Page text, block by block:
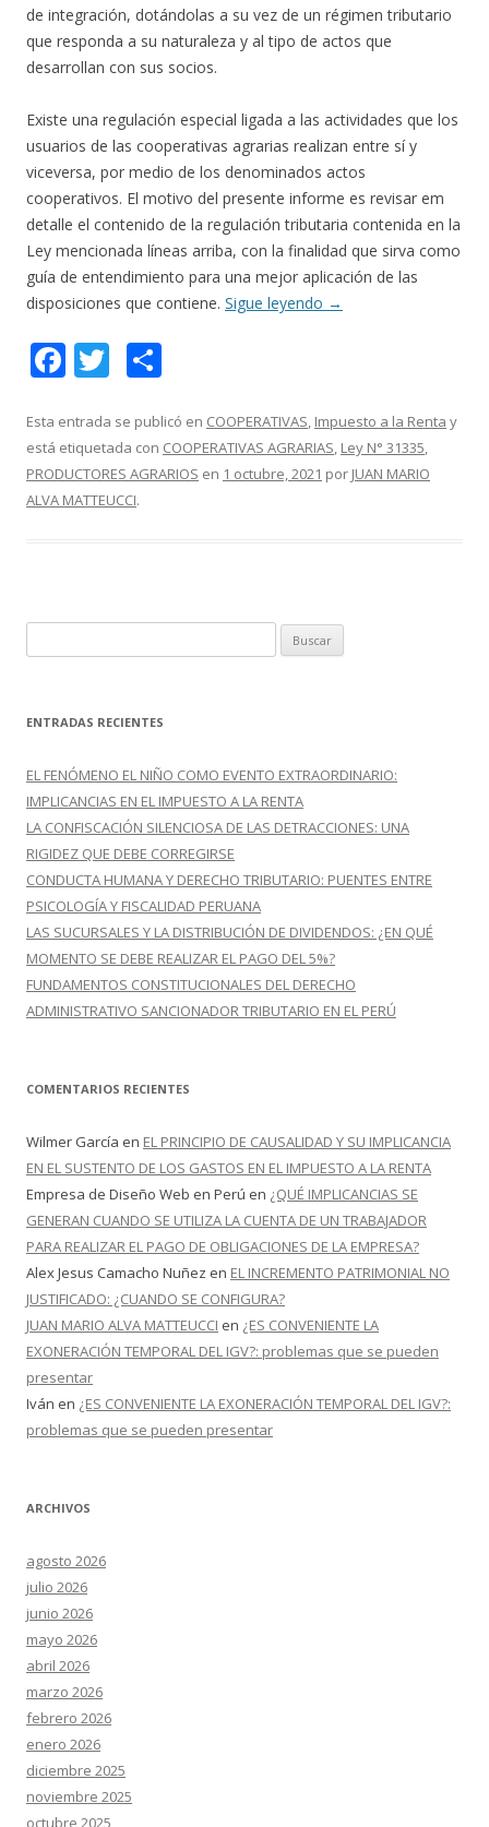
de integración, dotándolas a su vez de un régimen tributario
que responda a su naturaleza y al tipo de actos que
desarrollan con sus socios.
Existe una regulación especial ligada a las actividades que los
usuarios de las cooperativas agrarias realizan entre sí y
viceversa, por medio de los denominados actos
cooperativos. El motivo del presente informe es revisar em
detalle el contenido de la regulación tributaria contenida en la
Ley mencionada líneas arriba, con la finalidad que sirva como
guía de entendimiento para una mejor aplicación de las
disposiciones que contiene. Sigue leyendo →
F
e
b
o
T
itt
er
m
p
Esta entrada se publicó en COOPERATIVAS, Impuesto a la Renta y
está etiquetada con COOPERATIVAS AGRARIAS, Ley N° 31335,
PRODUCTORES AGRARIOS en 1 octubre, 2021 por JUAN MARIO
ALVA MATTEUCCI.
u
c
r
:
ENTRADAS RECIENTES
EL FENÓMENO EL NIÑO COMO EVENTO EXTRAORDINARIO:
IMPLICANCIAS EN EL IMPUESTO A LA RENTA
LA CONFISCACIÓN SILENCIOSA DE LAS DETRACCIONES: UNA
RIGIDEZ QUE DEBE CORREGIRSE
CONDUCTA HUMANA Y DERECHO TRIBUTARIO: PUENTES ENTRE
PSICOLOGÍA Y FISCALIDAD PERUANA
LAS SUCURSALES Y LA DISTRIBUCIÓN DE DIVIDENDOS: ¿EN QUÉ
MOMENTO SE DEBE REALIZAR EL PAGO DEL 5%?
FUNDAMENTOS CONSTITUCIONALES DEL DERECHO
ADMINISTRATIVO SANCIONADOR TRIBUTARIO EN EL PERÚ
COMENTARIOS RECIENTES
Wilmer García en EL PRINCIPIO DE CAUSALIDAD Y SU IMPLICANCIA
EN EL SUSTENTO DE LOS GASTOS EN EL IMPUESTO A LA RENTA
Empresa de Diseño Web en Perú en ¿QUÉ IMPLICANCIAS SE
GENERAN CUANDO SE UTILIZA LA CUENTA DE UN TRABAJADOR
PARA REALIZAR EL PAGO DE OBLIGACIONES DE LA EMPRESA?
Alex Jesus Camacho Nuñez en EL INCREMENTO PATRIMONIAL NO
JUSTIFICADO: ¿CUANDO SE CONFIGURA?
JUAN MARIO ALVA MATTEUCCI en ¿ES CONVENIENTE LA
EXONERACIÓN TEMPORAL DEL IGV?: problemas que se pueden
presentar
Iván en ¿ES CONVENIENTE LA EXONERACIÓN TEMPORAL DEL IGV?:
problemas que se pueden presentar
ARCHIVOS
agosto 2026
julio 2026
junio 2026
mayo 2026
abril 2026
marzo 2026
febrero 2026
enero 2026
diciembre 2025
noviembre 2025
octubre 2025